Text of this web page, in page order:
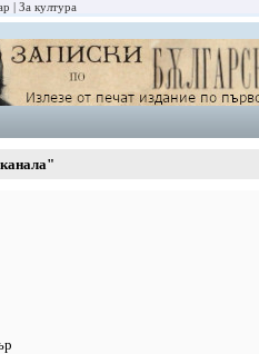
За култура